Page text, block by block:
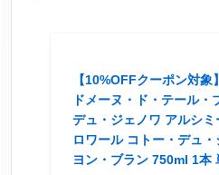
【10%OFFクーポン対
ドメーヌ・ド・テール・
デュ・ジェノワ アルシ
ロワール コトー・デュ
ヨン・ブラン 750ml 1本